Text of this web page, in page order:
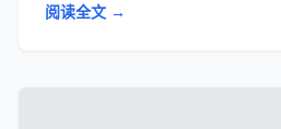
阅读全文 →